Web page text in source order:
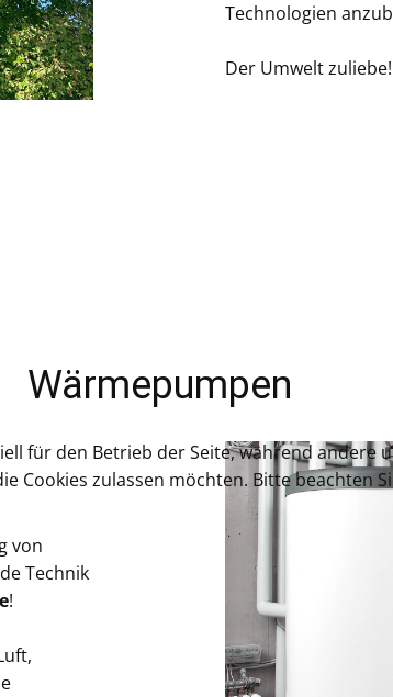
Technologien
Der Umwelt zuliebe!
Wärmepumpen
von
Technik
!
für den Betrieb der Seite, während
Cookies zulassen möchten. Bitte beachten